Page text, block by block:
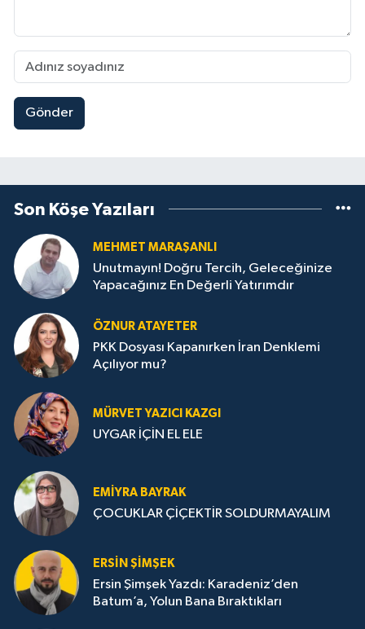
Gönder
Son Köşe Yazıları
MEHMET MARAŞANLI
Unutmayın! Doğru Tercih, Geleceğinize
Yapacağınız En Değerli Yatırımdır
ÖZNUR ATAYETER
PKK Dosyası Kapanırken İran Denklemi
Açılıyor mu?
MÜRVET YAZICI KAZGI
UYGAR İÇİN EL ELE
EMIYRA BAYRAK
ÇOCUKLAR ÇİÇEKTİR SOLDURMAYALIM
ERSIN ŞIMŞEK
Ersin Şimşek Yazdı: Karadeniz’den
Batum’a, Yolun Bana Bıraktıkları